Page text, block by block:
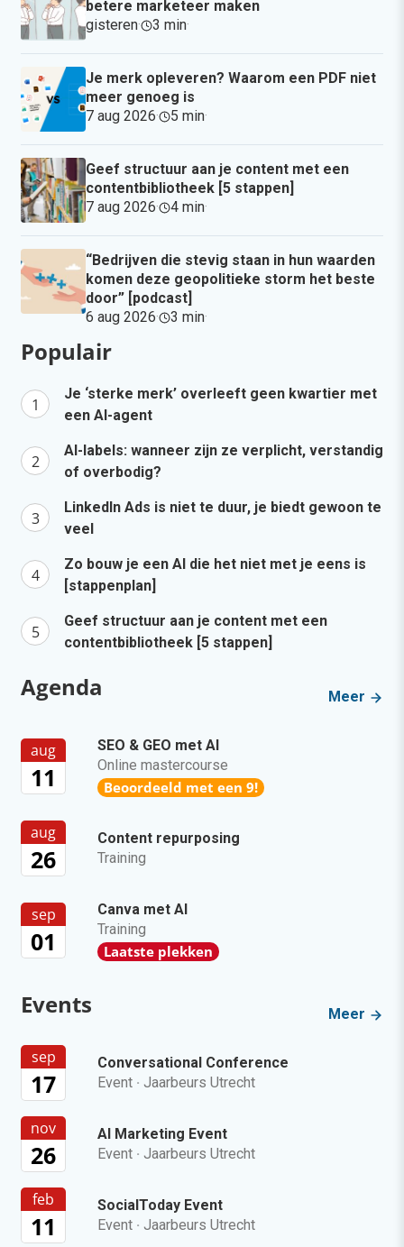
betere marketeer maken
gisteren· 3 min·
Je merk opleveren? Waarom een PDF niet
meer genoeg is
7 aug 2026· 5 min·
Geef structuur aan je content met een
contentbibliotheek [5 stappen]
7 aug 2026· 4 min·
“Bedrijven die stevig staan in hun waarden
komen deze geopolitieke storm het beste
door” [podcast]
6 aug 2026· 3 min·
Populair
Je ‘sterke merk’ overleeft geen kwartier met
een AI-agent
AI-labels: wanneer zijn ze verplicht, verstandig
of overbodig?
LinkedIn Ads is niet te duur, je biedt gewoon te
veel
Zo bouw je een AI die het niet met je eens is
[stappenplan]
Geef structuur aan je content met een
contentbibliotheek [5 stappen]
Agenda Meer
aug
11
SEO & GEO met AI
Online mastercourse
Beoordeeld met een 9!
aug
26
Content repurposing
Training
sep
01
Canva met AI
Training
Laatste plekken
Events Meer
sep
17
Conversational Conference
Event · Jaarbeurs Utrecht
nov
26
AI Marketing Event
Event · Jaarbeurs Utrecht
feb
11
SocialToday Event
Event · Jaarbeurs Utrecht